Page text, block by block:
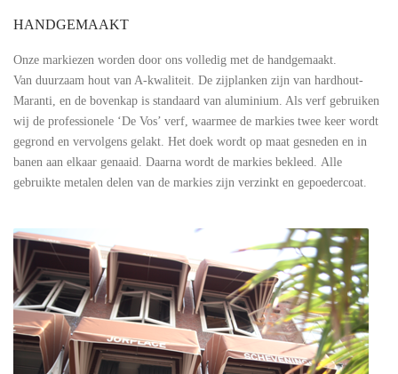
HANDGEMAAKT
Onze markiezen worden door ons volledig met de handgemaakt.
Van duurzaam hout van A-kwaliteit. De zijplanken zijn van hardhout-
Maranti, en de bovenkap is standaard van aluminium. Als verf gebruiken
wij de professionele ‘De Vos’ verf, waarmee de markies twee keer wordt
gegrond en vervolgens gelakt. Het doek wordt op maat gesneden en in
banen aan elkaar genaaid. Daarna wordt de markies bekleed. Alle
gebruikte metalen delen van de markies zijn verzinkt en gepoedercoat.